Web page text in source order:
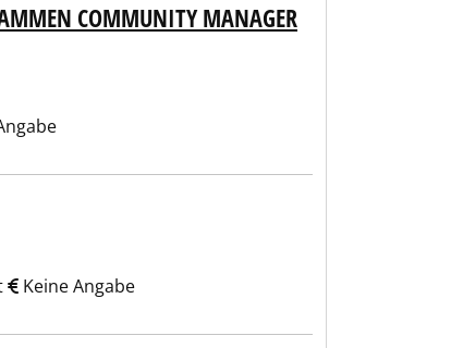
COMMUNITY MANAGER
Keine Angabe